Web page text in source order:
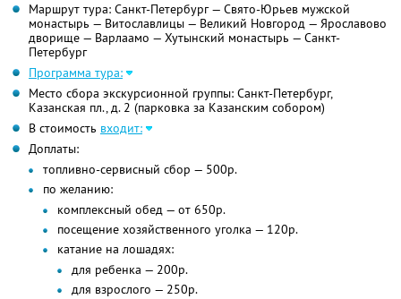
Маршрут тура: Санкт-Петербург — Свято-Юрьев мужской
монастырь — Витославлицы — Великий Новгород — Ярославово
дворище — Варлаамо — Хутынский монастырь — Санкт-
Петербург
Программа тура:
Место сбора экскурсионной группы: Санкт-Петербург,
Казанская пл., д. 2 (парковка за Казанским собором)
В стоимость входит:
Доплаты:
топливно-сервисный сбор — 500р.
по желанию:
комплексный обед — от 650р.
посещение хозяйственного уголка — 120р.
катание на лошадях:
для ребенка — 200р.
для взрослого — 250р.